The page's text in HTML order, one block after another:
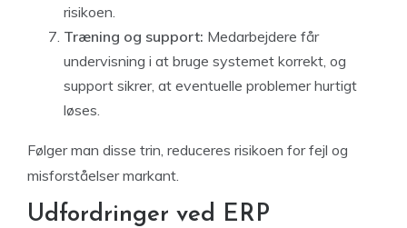
risikoen.
Træning og support: Medarbejdere får
undervisning i at bruge systemet korrekt, og
support sikrer, at eventuelle problemer hurtigt
løses.
Følger man disse trin, reduceres risikoen for fejl og
misforståelser markant.
Udfordringer ved ERP